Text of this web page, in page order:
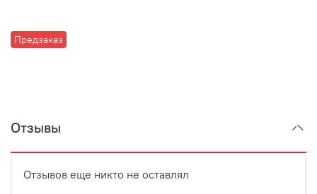
Предзаказ
Отзывы
Отзывов еще никто не оставлял